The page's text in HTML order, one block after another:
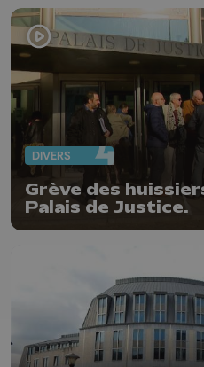
DIVERS
Grève des
Palais de Justice.